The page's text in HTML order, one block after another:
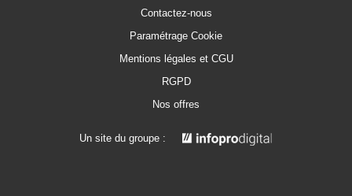
Contactez-nous
Paramétrage Cookie
Mentions légales et CGU
RGPD
Nos offres
Un site du groupe :